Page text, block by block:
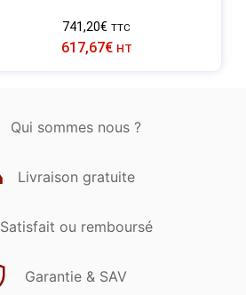
741,20€ TTC
617,67€ HT
Qui sommes nous ?
Livraison gratuite
Satisfait ou remboursé
Garantie & SAV